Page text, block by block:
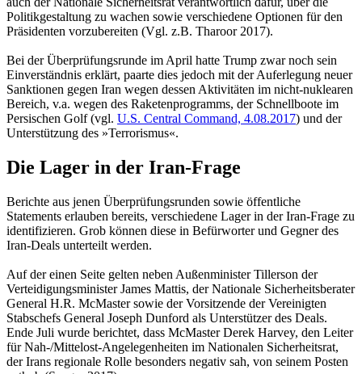
Politikgestaltung zu wachen sowie verschiedene Optionen für den
Präsidenten vorzubereiten (Vgl. z.B. Tharoor 2017).
Bei der Überprüfungsrunde im April hatte Trump zwar noch sein
Einverständnis erklärt, paarte dies jedoch mit der Auferlegung neuer
Sanktionen gegen Iran wegen dessen Aktivitäten im nicht-nuklearen
Bereich, v.a. wegen des Raketenprogramms, der Schnellboote im
Persischen Golf (vgl. U.S. Central Command, 4.08.2017) und der
Unterstützung des »Terrorismus«.
Die Lager in der Iran-Frage
Berichte aus jenen Überprüfungsrunden sowie öffentliche
Statements erlauben bereits, verschiedene Lager in der Iran-Frage zu
identifizieren. Grob können diese in Befürworter und Gegner des
Iran-Deals unterteilt werden.
Auf der einen Seite gelten neben Außenminister Tillerson der
Verteidigungsminister James Mattis, der Nationale Sicherheitsberater
General H.R. McMaster sowie der Vorsitzende der Vereinigten
Stabschefs General Joseph Dunford als Unterstützer des Deals.
Ende Juli wurde berichtet, dass McMaster Derek Harvey, den Leiter
für Nah-/Mittelost-Angelegenheiten im Nationalen Sicherheitsrat,
der Irans regionale Rolle besonders negativ sah, von seinem Posten